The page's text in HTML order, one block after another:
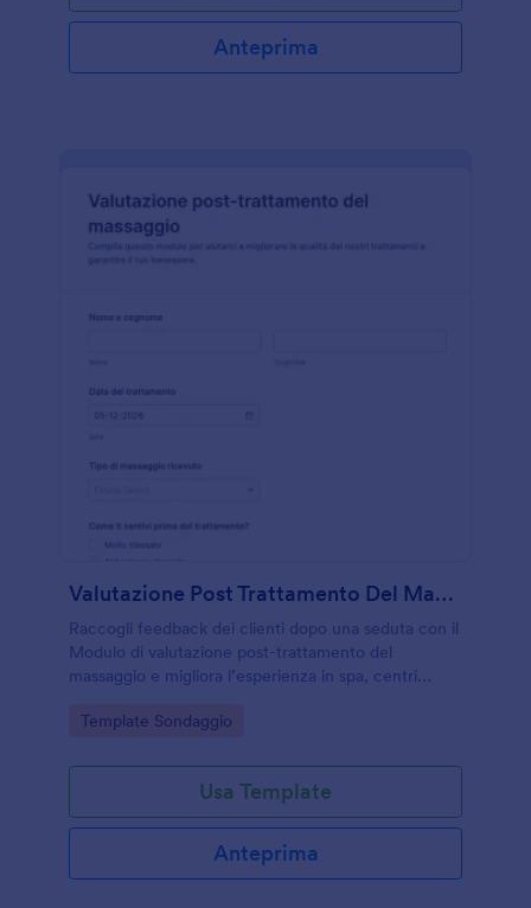
Anteprima
Valutazione Post Trattamento Del Massaggio
Raccogli feedback dei clienti dopo una seduta con il
Modulo di valutazione post-trattamento del
massaggio e migliora l’esperienza in spa, centri
Go to Category:
Template Sondaggio
Usa Template
Anteprima